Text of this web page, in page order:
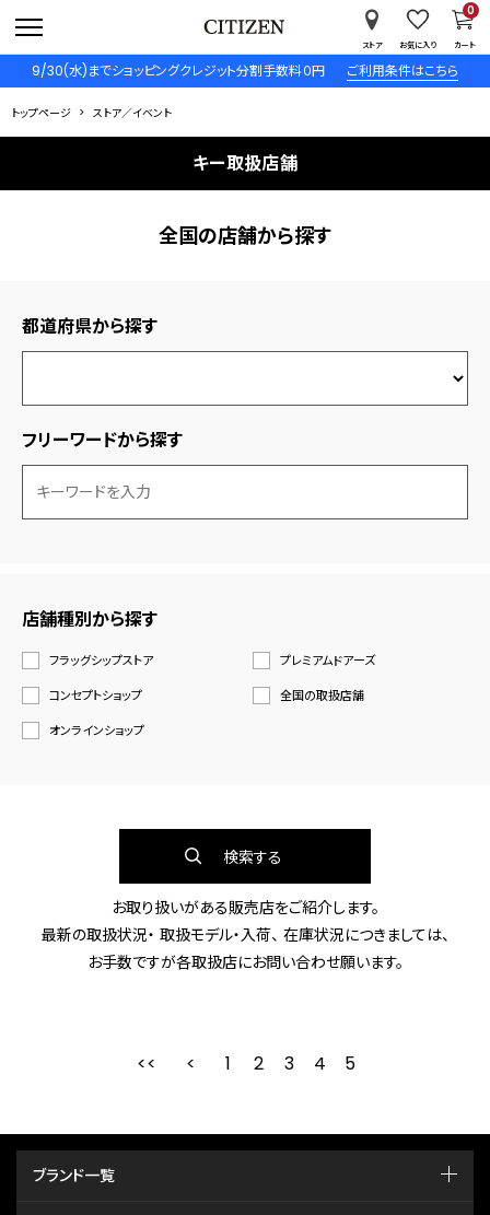
9/30(水)までショッピングクレジット分割手数料０円 ご利用条件はこちら
ストア お気に入り カート
0
トップページ ストア／イベント
キー取扱店舗
全国の店舗から探す
都道府県から探す
フリーワードから探す
店舗種別から探す
フラッグシップストア
プレミアムドアーズ
コンセプトショップ
全国の取扱店舗
オンラインショップ
検索する
お取り扱いがある販売店をご紹介します。
最新の取扱状況・ 取扱モデル・入荷、 在庫状況につきましては、
お手数ですが各取扱店にお問い合わせ願います。
最初 前
1 2 3 4 5
ブランド一覧